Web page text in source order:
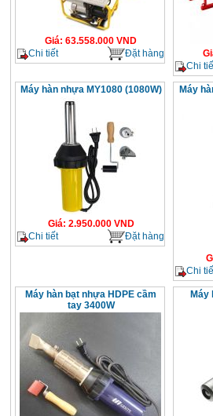
Giá: 63.558.000 VND
Chi tiết
Đặt hàng
Chi
Máy hàn nhựa MY1080 (1080W)
Giá: 2.950.000VND
Chi tiết
Đặt hàng
Máy
Chi
Máy hàn bạt nhựa HDPE cầm
tay 3400W
Máy